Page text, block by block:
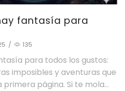
fantasía para
/ 135
para todos los gustos:
imposibles y aventuras que
página. Si te mola...